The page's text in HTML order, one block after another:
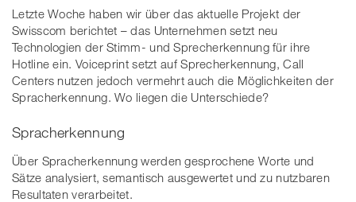
Letzte Woche haben wir über das aktuelle Projekt der
Swisscom berichtet – das Unternehmen setzt neu
Technologien der Stimm- und Sprecherkennung für ihre
Hotline ein. Voiceprint setzt auf Sprecherkennung, Call
Centers nutzen jedoch vermehrt auch die Möglichkeiten der
Spracherkennung. Wo liegen die Unterschiede?
Spracherkennung
Über Spracherkennung werden gesprochene Worte und
Sätze analysiert, semantisch ausgewertet und zu nutzbaren
Resultaten verarbeitet.